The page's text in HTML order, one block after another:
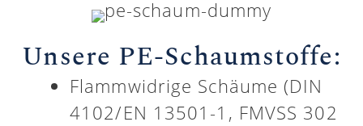
Unsere PE-Schaumstoffe:
Flammwidrige Schäume (DIN
4102/EN 13501-1, FMVSS 302